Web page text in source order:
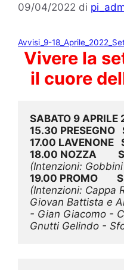
09/04/2022 di
Avvisi_9-
Vivere la
il cuore
SABATO 9 APRILE
15.30 PRESEGNO
17.00 LAVENONE
18.00 NOZZA
(Intenzioni:
19.00 PROMO
(Intenzioni: Cappa
Giovan Battista e
- Gian Giacomo -
Gnutti Gelindo -